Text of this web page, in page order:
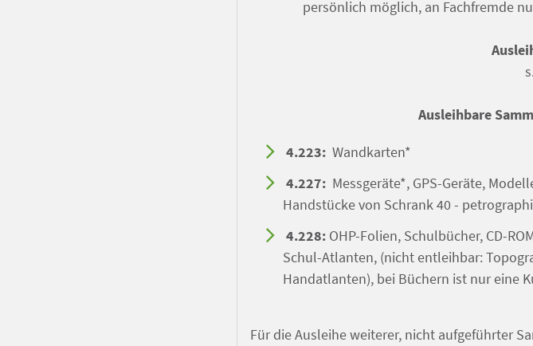
persönlich möglich, an Fachfremde
Ausleihbare
4.223: Wandkarten*
4.227: Messgeräte*, GPS-Geräte,
Handstücke von Schrank 40 -
4.228: OHP-Folien, Schulbücher, CD-
Schul-Atlanten, (nicht entleihbar:
Handatlanten), bei Büchern ist nur eine
Für die Ausleihe weiterer, nicht aufgeführter